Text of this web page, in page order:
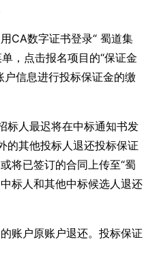
CA数字证书登录“ 蜀道集
，点击报名项目的“保证金
户信息进行投标保证金的缴
标人最迟将在中标通知书发
的其他投标人退还投标保证
将已签订的合同上传至“蜀
标人和其他中标候选人退还
账户原账户退还。投标保证